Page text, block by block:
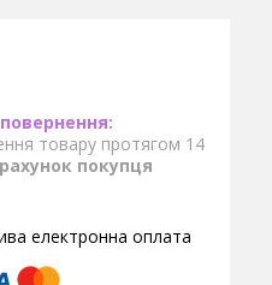
товару протягом 14
покупця